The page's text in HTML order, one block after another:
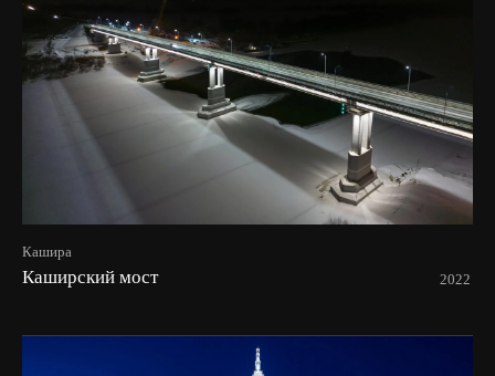
Кашира
Каширский мост 2022